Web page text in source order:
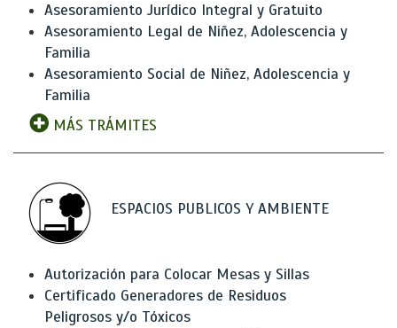
Asesoramiento Jurídico Integral y Gratuito
Asesoramiento Legal de Niñez, Adolescencia y
Familia
Asesoramiento Social de Niñez, Adolescencia y
Familia
MÁS TRÁMITES
ESPACIOS PUBLICOS Y AMBIENTE
Autorización para Colocar Mesas y Sillas
Certificado Generadores de Residuos
Peligrosos y/o Tóxicos